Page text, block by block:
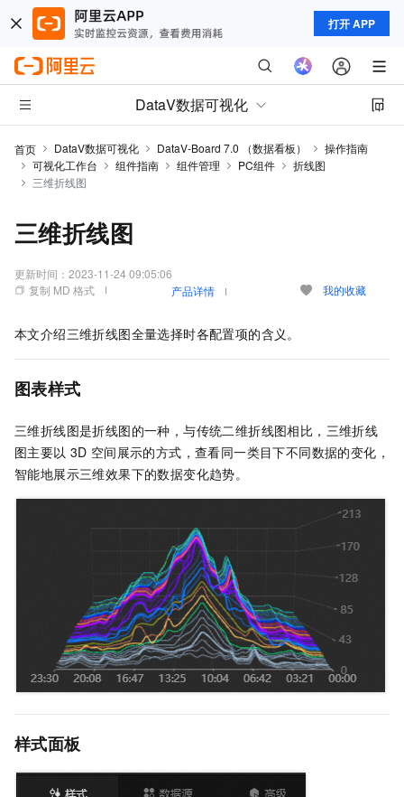
打开 APP
DataV数据可视化
首页 DataV数据可视化 DataV-Board 7.0 （数据看板）
操作指南
可视化工作台
组件指南 组件管理 PC组件
折线图
三维折线图
三维折线图
更新时间： 2023-11-24 09:05:06
复制 MD 格式
产品详情 我的收藏
本文介绍三维折线图全量选择时各配置项的含义。
图表样式
三维折线图是折线图的一种，与传统二维折线图相比，三维折线
图主要以 3D 空间展示的方式，查看同一类目下不同数据的变化，
智能地展示三维效果下的数据变化趋势。
样式面板